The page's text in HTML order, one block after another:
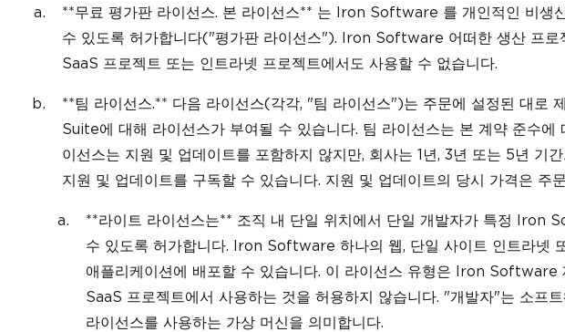
**무료 평가판 라이선스. 본 라이선스** 는 Iron Software 를 개인적인 비생
수 있도록 허가합니다("평가판 라이선스"). Iron Software 어떠한 생산 프로
SaaS 프로젝트 또는 인트라넷 프로젝트에서도 사용할 수 없습니다.
**팀 라이선스.** 다음 라이선스(각각, "팀 라이선스")는 주문에 설정된 대로
Suite에 대해 라이선스가 부여될 수 있습니다. 팀 라이선스는 본 계약 준수에
이선스는 지원 및 업데이트를 포함하지 않지만, 회사는 1년, 3년 또는 5년 기
지원 및 업데이트를 구독할 수 있습니다. 지원 및 업데이트의 당시 가격은 주
**라이트 라이선스는** 조직 내 단일 위치에서 단일 개발자가 특정 Iron
수 있도록 허가합니다. Iron Software 하나의 웹, 단일 사이트 인트라넷
애플리케이션에 배포할 수 있습니다. 이 라이선스 유형은 Iron Software
SaaS 프로젝트에서 사용하는 것을 허용하지 않습니다. "개발자"는 소프
라이선스를 사용하는 가상 머신을 의미합니다.